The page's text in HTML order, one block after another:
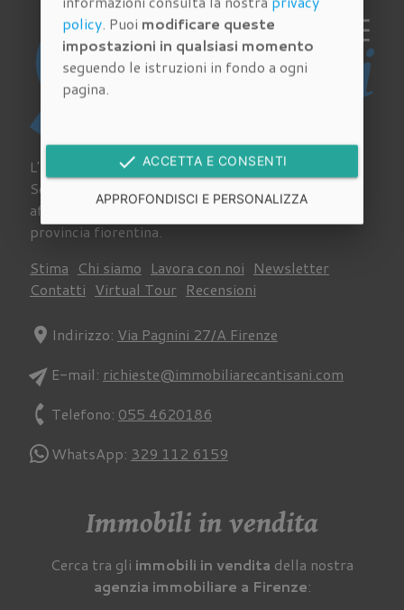
L'Agenzia Immobiliare Cantisani a Palazzuolo Sul
Senio si occupa da sempre di acquisto, vendita e
affitto di immobili su tutto il territorio della
provincia fiorentina.
Stima Chi siamo Lavora con noi Newsletter
Contatti Virtual Tour Recensioni
location_on Indirizzo: Via Pagnini 27/A Firenze
sendE-mail: richieste@immobiliarecantisani.com
phoneTelefono: 055 4620186
WhatsApp: 329 112 6159
Immobili in vendita
Cerca tra gli immobili in vendita della nostra
agenzia immobiliare a Firenze:
policy. Puoi modificare queste
impostazioni in qualsiasi momento
seguendo le istruzioni in fondo a ogni
pagina.
done ACCETTA E CONSENTI
APPROFONDISCI E PERSONALIZZA